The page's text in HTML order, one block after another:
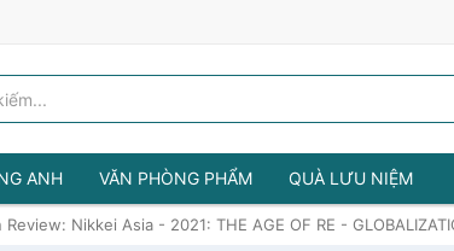
ANH VĂN PHÒNG PHẨM QUÀ LƯU NIỆM
Review: Nikkei Asia - 2021: THE AGE OF RE -